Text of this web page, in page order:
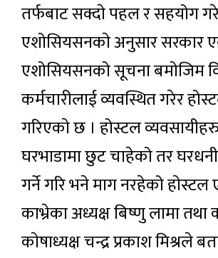
तर्फबाट सक्दाे पहल र सहयोग
एशोसियसनकाे अनुसार सरकार
एशोसियसनको सूचना बमोजिम
कर्मचारीलाई व्यवस्थित गरेर
गरिएकाे छ । होस्टल
घरभाडामा छुट चाहेको तर
गर्ने गरि भने माग नरहेको
काभ्रेका अध्यक्ष बिष्णु लामा तथा
काेषाध्यक्ष चन्द्र प्रकाश मिश्रले